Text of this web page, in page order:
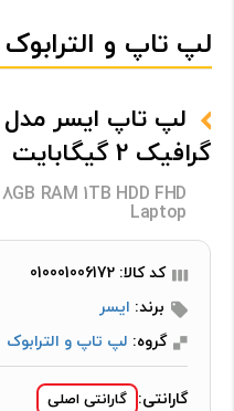
لپ تاپ و الترابوک
گرافیک 2 گیگابایت
RAM 1TB HDD FHD
Laptop
کد کالا: 010001006172
برند: ایسر
گروه: لپ تاپ و الترابوک
گارانتی: گارانتی اصلی